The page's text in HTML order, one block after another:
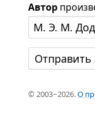
Автор
© 2003−2026.О